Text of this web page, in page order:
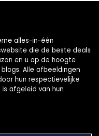
alles-in-één
die de beste deals
en u op de hoogte
Alle afbeeldingen
hun respectievelijke
afgeleid van hun